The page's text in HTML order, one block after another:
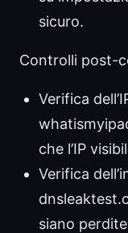
sicuro.
Controlli post-
Verifica
che l’IP
Verifica
siano